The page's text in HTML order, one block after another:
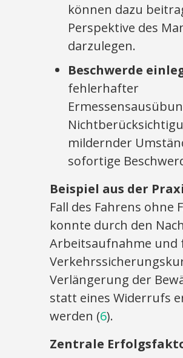
können dazu
Perspektive des
darzulegen.
Beschwerde
fehlerhafter
mildernder
sofortige
Beispiel aus der
Fall des Fahrens ohne
konnte durch den
Arbeitsaufnahme und
Verlängerung der
statt eines Widerrufs
werden (6).
Zentrale